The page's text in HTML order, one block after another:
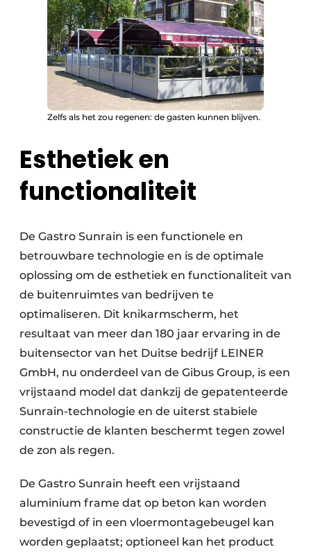
Zelfs als het zou regenen: de gasten kunnen blijven.
Esthetiek en
functionaliteit
De Gastro Sunrain is een functionele en
betrouwbare technologie en is de optimale
oplossing om de esthetiek en functionaliteit van
de buitenruimtes van bedrijven te
optimaliseren. Dit knikarmscherm, het
resultaat van meer dan 180 jaar ervaring in de
buitensector van het Duitse bedrijf LEINER
GmbH, nu onderdeel van de Gibus Group, is een
vrijstaand model dat dankzij de gepatenteerde
Sunrain-technologie en de uiterst stabiele
constructie de klanten beschermt tegen zowel
de zon als regen.
De Gastro Sunrain heeft een vrijstaand
aluminium frame dat op beton kan worden
bevestigd of in een vloermontagebeugel kan
worden geplaatst; op­tioneel kan het product